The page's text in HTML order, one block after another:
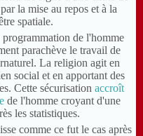
la mise au repos et à la
spatiale.
de l'homme
parachève le travail de
La religion agit en
social et en apportant des
Cette sécurisation accroît
de l'homme croyant d'une
les statistiques.
comme ce fut le cas après